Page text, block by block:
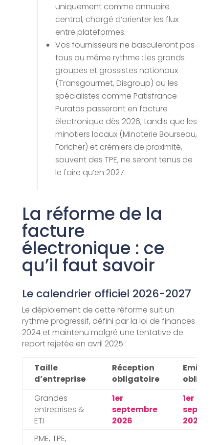
uniquement comme annuaire
central, chargé d’orienter les flux
entre plateformes.
Vos fournisseurs ne basculeront pas
tous au même rythme : les grands
groupes et grossistes nationaux
(Transgourmet, Disgroup) ou les
spécialistes comme Patisfrance
Puratos passeront en facture
électronique dès 2026, tandis que les
minotiers locaux (Minoterie Bourseau,
Foricher) et crémiers de proximité,
souvent des TPE, ne seront tenus de
le faire qu’en 2027.
La réforme de la
facture
électronique : ce
qu’il faut savoir
Le calendrier officiel 2026-2027
Le déploiement de cette réforme suit un
rythme progressif, défini par la loi de finances
2024 et maintenu malgré une tentative de
report rejetée en avril 2025 :
Taille
d’entreprise
Réception
obligatoire
Grandes
entreprises &
ETI
1er
septembre
2026
1er
2026
PME, TPE,